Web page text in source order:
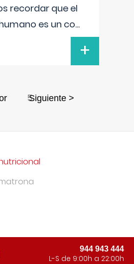
recordar que el
es un co...
+
5
Siguiente >
944 943 444
L-S de 9:00h a 22:00h